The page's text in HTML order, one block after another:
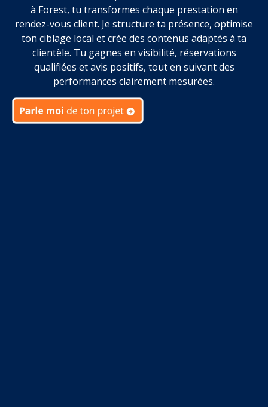
à Forest, tu transformes chaque prestation en
rendez-vous client. Je structure ta présence, optimise
ton ciblage local et crée des contenus adaptés à ta
clientèle. Tu gagnes en visibilité, réservations
qualifiées et avis positifs, tout en suivant des
performances clairement mesurées.